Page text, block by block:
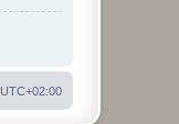
UTC+02:00